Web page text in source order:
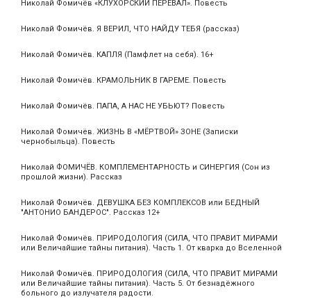
Николай Фомичёв «КЛУХОРСКИЙ ПЕРЕВАЛ». Повесть
Николай Фомичёв. Я ВЕРИЛ, ЧТО НАЙДУ ТЕБЯ (рассказ)
Николай Фомичёв. КАПЛЯ (Памфлет на себя). 16+
Николай Фомичёв. КРАМОЛЬНИК В ГАРЕМЕ. Повесть
Николай Фомичёв. ПАПА, А НАС НЕ УБЬЮТ? Повесть
Николай Фомичёв. ЖИЗНЬ В «МЁРТВОЙ» ЗОНЕ (Записки
чернобыльца). Повесть
Николай ФОМИЧЁВ. КОМПЛЕМЕНТАРНОСТЬ и СИНЕРГИЯ (Сон из
прошлой жизни). Рассказ
Николай Фомичёв. ДЕВУШКА БЕЗ КОМПЛЕКСОВ или БЕДНЫЙ
"АНТОНИО БАНДЕРОС". Рассказ 12+
Николай Фомичёв. ПРИРОДОЛОГИЯ (СИЛА, ЧТО ПРАВИТ МИРАМИ
или Величайшие тайны питания). Часть 1. От кварка до Вселенной
Николай Фомичёв. ПРИРОДОЛОГИЯ (СИЛА, ЧТО ПРАВИТ МИРАМИ
или Величайшие тайны питания). Часть 5. От безнадёжного
больного до излучателя радости.